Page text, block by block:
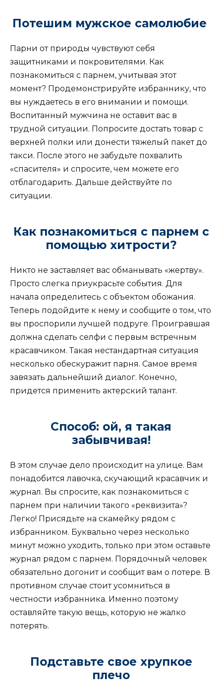
Потешим мужское самолюбие
Парни от природы чувствуют себя
защитниками и покровителями. Как
познакомиться с парнем, учитывая этот
момент? Продемонстрируйте избраннику, что
вы нуждаетесь в его внимании и помощи.
Воспитанный мужчина не оставит вас в
трудной ситуации. Попросите достать товар с
верхней полки или донести тяжелый пакет до
такси. После этого не забудьте похвалить
«спасителя» и спросите, чем можете его
отблагодарить. Дальше действуйте по
ситуации.
Как познакомиться с парнем с
помощью хитрости?
Никто не заставляет вас обманывать «жертву».
Просто слегка приукрасьте события. Для
начала определитесь с объектом обожания.
Теперь подойдите к нему и сообщите о том, что
вы проспорили лучшей подруге. Проигравшая
должна сделать селфи с первым встречным
красавчиком. Такая нестандартная ситуация
несколько обескуражит парня. Самое время
завязать дальнейший диалог. Конечно,
придется применить актерский талант.
Способ: ой, я такая
забывчивая!
В этом случае дело происходит на улице. Вам
понадобится лавочка, скучающий красавчик и
журнал. Вы спросите, как познакомиться с
парнем при наличии такого «реквизита»?
Легко! Присядьте на скамейку рядом с
избранником. Буквально через несколько
минут можно уходить, только при этом оставьте
журнал рядом с парнем. Порядочный человек
обязательно догонит и сообщит вам о потере. В
противном случае стоит усомниться в
честности избранника. Именно поэтому
оставляйте такую вещь, которую не жалко
потерять.
Подставьте свое хрупкое
плечо